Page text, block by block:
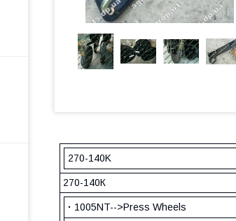
270-140K
270-140К
· 1005NT-->Press Wheels